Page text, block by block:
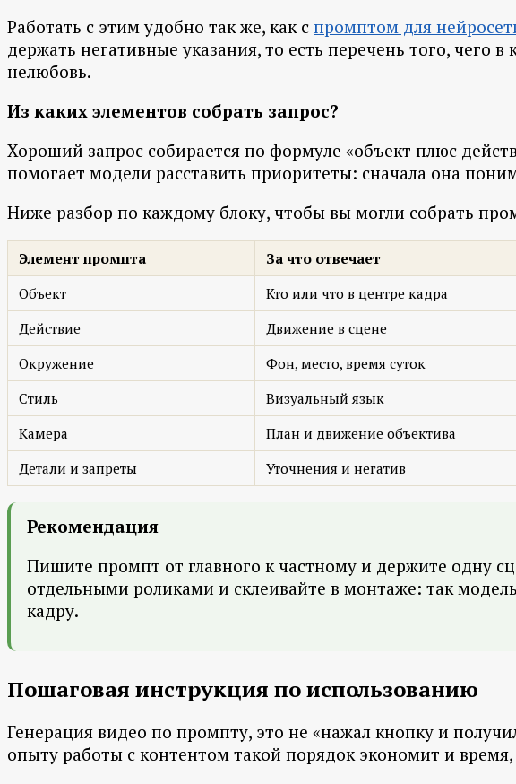
Работать с этим удобно так же, как с промптом для
держать негативные указания, то есть перечень того,
нелюбовь.
Из каких элементов собрать запрос?
Хороший запрос собирается по формуле «объект плюс
помогает модели расставить приоритеты: сначала она
Ниже разбор по каждому блоку, чтобы вы могли собрать
Элемент промпта За что отвечает
Объект
Кто или что в центре кадра
Действие
Движение в сцене
Окружение
Фон, место, время суток
Стиль
Визуальный язык
Камера
План и движение объектива
Детали и запреты
Уточнения и негатив
Рекомендация
Пишите промпт от главного к частному и держите одну
отдельными роликами и склеивайте в монтаже: так
кадру.
Пошаговая инструкция по использованию
Генерация видео по промпту, это не «нажал кнопку и
опыту работы с контентом такой порядок экономит и